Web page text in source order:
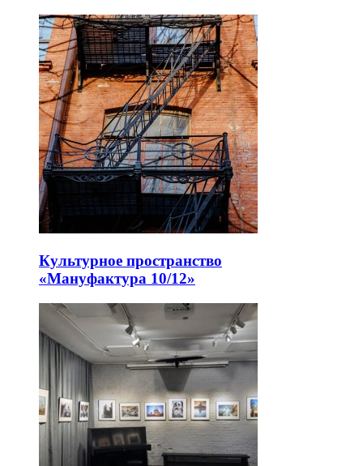
Культурное пространство
«Мануфактура 10/12»